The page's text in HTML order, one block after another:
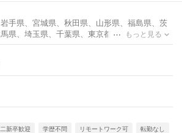
手県、宮城県、秋田県、山形県、福島県、茨
県、埼玉県、千葉県、東京都、神奈川県、富
県、新潟県、山梨県、長野県、岐阜県、静岡
、滋賀県、京都府、大阪府、兵庫県、奈良
県、島根県、岡山県、広島県、山口県、徳島
、高知県、福岡県、佐賀県、長崎県、熊本
、鹿児島県、沖縄県
もっと見る
新卒歓迎 学歴不問 リモートワーク可 転勤なし